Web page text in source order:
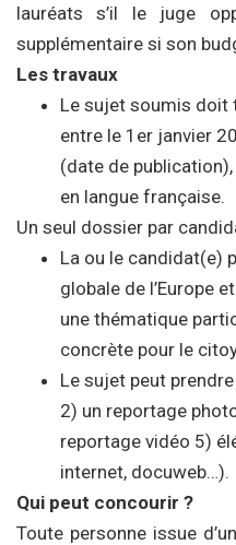
lauréats s’il le juge
supplémentaire si son
Les travaux
Le sujet soumis doit
entre le 1er janvier
(date de
en langue française.
Un seul dossier par
La ou le candidat(e)
globale de l’Europe
une thématique
concrète pour le
Le sujet peut
2) un reportage
reportage vidéo 5)
internet, docuweb…).
Qui peut concourir ?
Toute personne issue